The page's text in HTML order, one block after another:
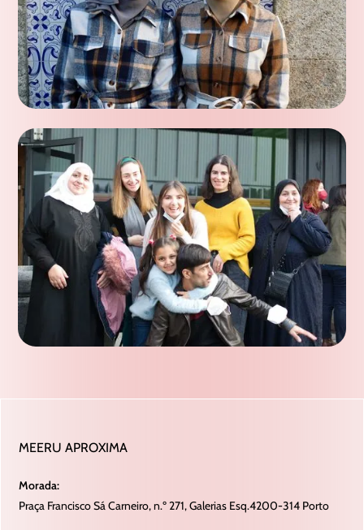
MEERU APROXIMA
Morada:
Praça Francisco Sá Carneiro, n.º 271, Galerias Esq.4200-314 Porto